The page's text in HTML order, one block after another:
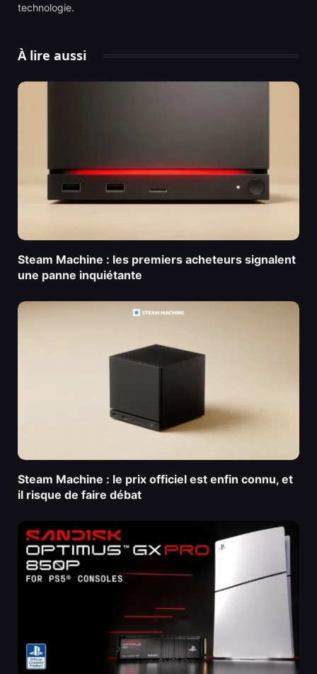
technologie.
À lire aussi
Steam Machine : les premiers acheteurs signalent
une panne inquiétante
Steam Machine : le prix officiel est enfin connu, et
il risque de faire débat